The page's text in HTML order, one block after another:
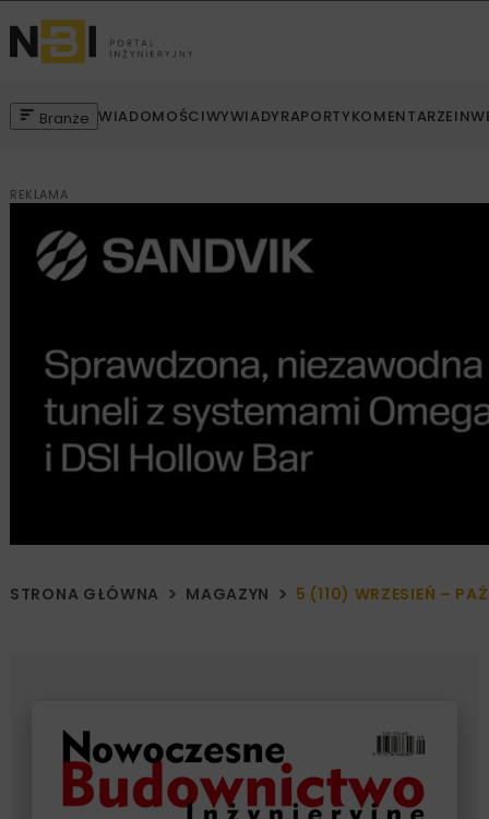
Branże WIADOMOŚCIWYWIADYRAPORTYKOMENTARZE
REKLAMA
STRONA GŁÓWNA MAGAZYN 5 (110) WRZESIEŃ –